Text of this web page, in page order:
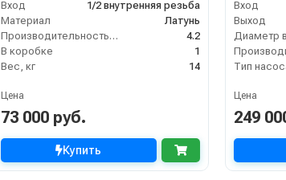
Вход
1/2 внутренняя резьба
Материал
Латунь
Производительность (л/мин)
4.2
В коробке
1
Вес, кг
14
Цена
73 000 руб.
Купить
Вход
Выход
Диаметр
Тип
Цена
249